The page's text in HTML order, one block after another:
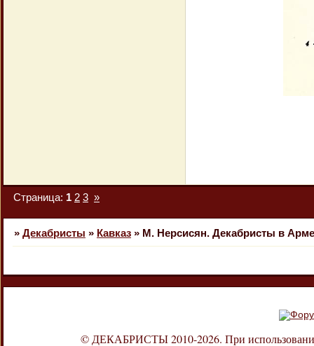
Страница: 1 2 3 »
» Декабристы » Кавказ » М. Нерсисян. Декабристы в
© ДЕКАБРИСТЫ 2010-2026. При использовании